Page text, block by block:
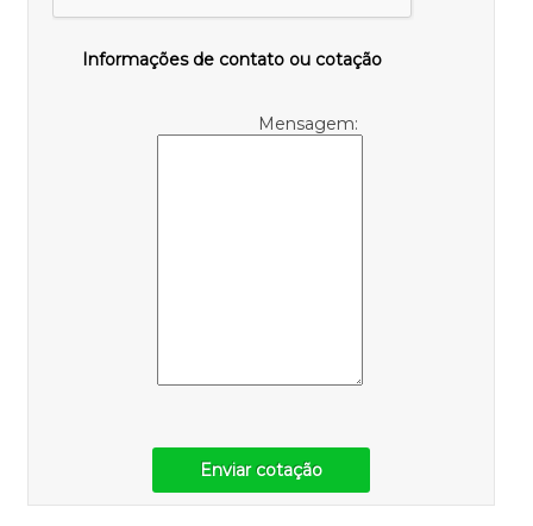
Informações de contato ou cotação
Mensagem:
Enviar cotação